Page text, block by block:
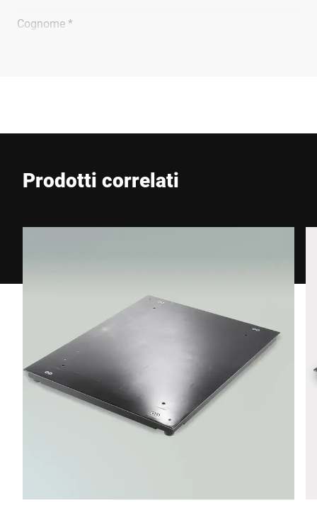
Cognome *
E-mail *
Città *
Prodotti correlati